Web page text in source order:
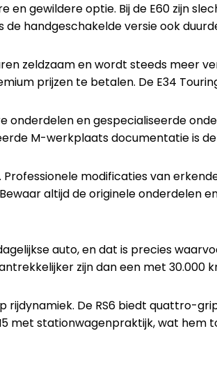
en gewildere optie. Bij de E60 zijn
de handgeschakelde versie ook
zeldzaam en wordt steeds
prijzen te betalen. De E34
onderdelen en gespecialiseerde
M-werkplaats documentatie is
modificaties van
altijd de originele
auto, en dat is precies
zijn dan een met
De RS6 biedt quattro-
met stationwagenpraktijk, wat hem